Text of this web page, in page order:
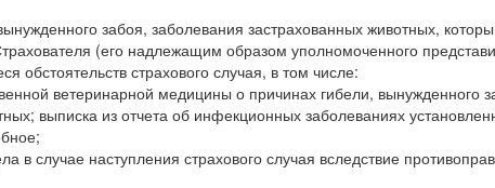
забоя, заболевания застрахованных животных,
(его надлежащим образом уполномоченного
обстоятельств страхового случая, в том числе:
ветеринарной медицины о причинах гибели, вынужденного
выписка из отчета об инфекционных заболеваниях
в случае наступления страхового случая вследствие